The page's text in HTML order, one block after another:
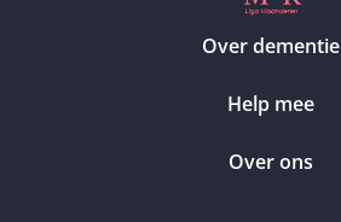
Over dementie
Help mee
Over ons